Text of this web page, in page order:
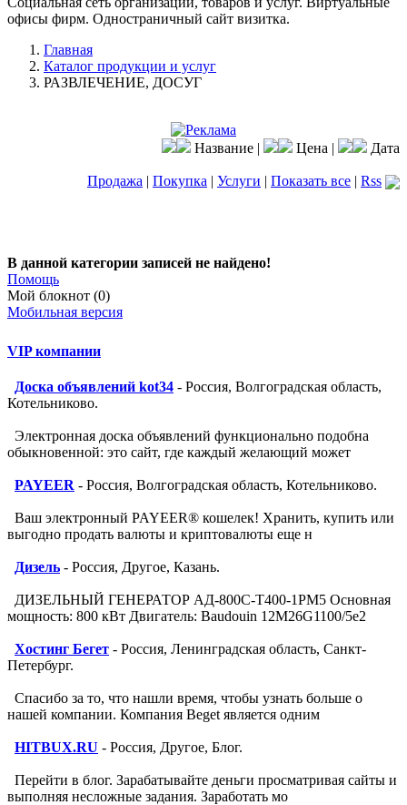
офисы фирм. Одностраничный сайт визитка.
Главная
Каталог продукции и услуг
РАЗВЛЕЧЕНИЕ, ДОСУГ
Название | Цена | Дата
Продажа | Покупка | Услуги | Показать все | Rss
В данной категории записей не найдено!
Помощь
Мой блокнот (0)
Мобильная версия
VIP компании
Доска объявлений kot34 - Россия, Волгоградская область,
Котельниково.
Электронная доска объявлений функционально подобна
обыкновенной: это сайт, где каждый желающий может
PAYEER - Россия, Волгоградская область, Котельниково.
Ваш электронный PAYEER® кошелек! Хранить, купить или
выгодно продать валюты и криптовалюты еще н
Дизель - Россия, Другое, Казань.
ДИЗЕЛЬНЫЙ ГЕНЕРАТОР АД-800С-Т400-1РМ5 Основная
мощность: 800 кВт Двигатель: Baudouin 12M26G1100/5e2
Хостинг Бегет - Россия, Ленинградская область, Санкт-
Петербург.
Спасибо за то, что нашли время, чтобы узнать больше о
нашей компании. Компания Beget является одним
HITBUX.RU - Россия, Другое, Блог.
Перейти в блог. Зарабатывайте деньги просматривая сайты и
выполняя несложные задания. Заработать мо